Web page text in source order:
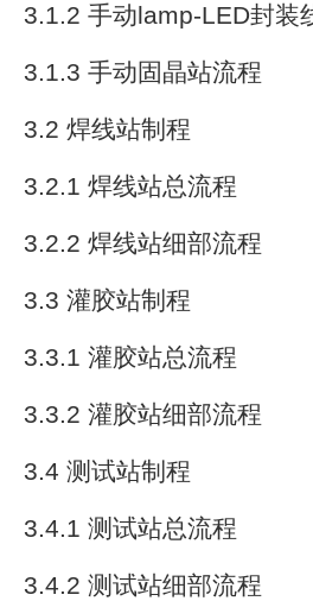
3.1.2 手动lamp-LED封装
3.1.3 手动固晶站流程
3.2 焊线站制程
3.2.1 焊线站总流程
3.2.2 焊线站细部流程
3.3 灌胶站制程
3.3.1 灌胶站总流程
3.3.2 灌胶站细部流程
3.4 测试站制程
3.4.1 测试站总流程
3.4.2 测试站细部流程